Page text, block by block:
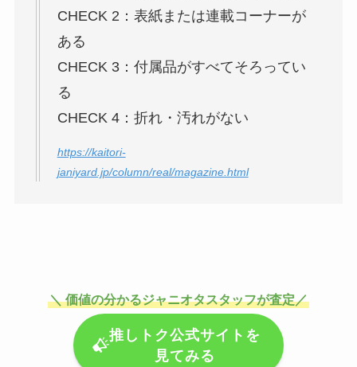
CHECK 2：表紙または連載コーナーが
ある
CHECK 3：付属品がすべてそろってい
る
CHECK 4：折れ・汚れがない
https://kaitori-
janiyard.jp/column/real/magazine.html
＼ 価値の分かるジャニオタスタッフが査定／
推しトク公式サイトを
見てみる